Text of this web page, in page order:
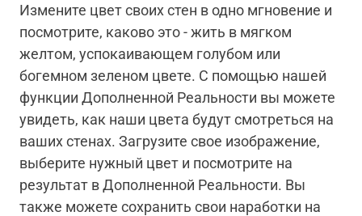
Измените цвет своих стен в одно мгновение и
посмотрите, каково это - жить в мягком
желтом, успокаивающем голубом или
богемном зеленом цвете. С помощью нашей
функции Дополненной Реальности вы можете
увидеть, как наши цвета будут смотреться на
ваших стенах. Загрузите свое изображение,
выберите нужный цвет и посмотрите на
результат в Дополненной Реальности. Вы
также можете сохранить свои наработки на